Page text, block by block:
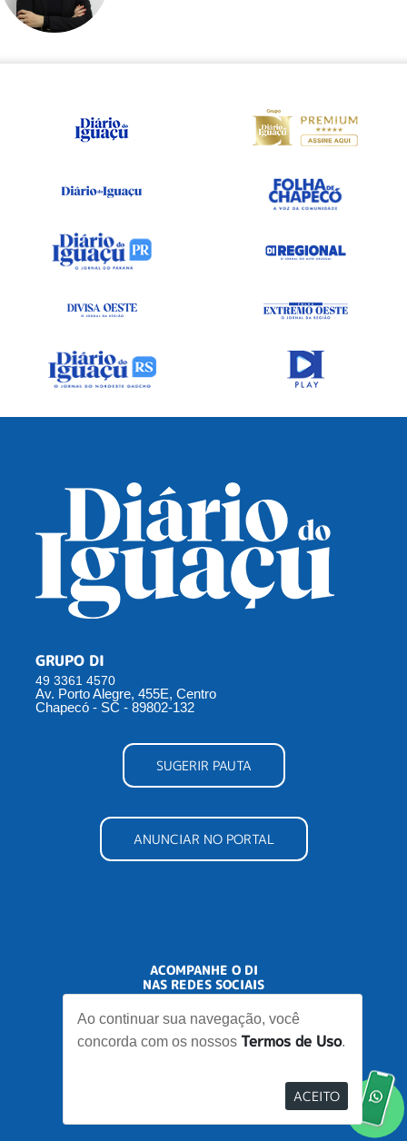
Ao continuar sua navegação, você
concorda com os nossos Termos de Uso.
ACEITO
GRUPO DI
49 3361 4570
Av. Porto Alegre, 455E, Centro
Chapecó - SC - 89802-132
SUGERIR PAUTA
ANUNCIAR NO PORTAL
ACOMPANHE O DI
NAS REDES SOCIAIS